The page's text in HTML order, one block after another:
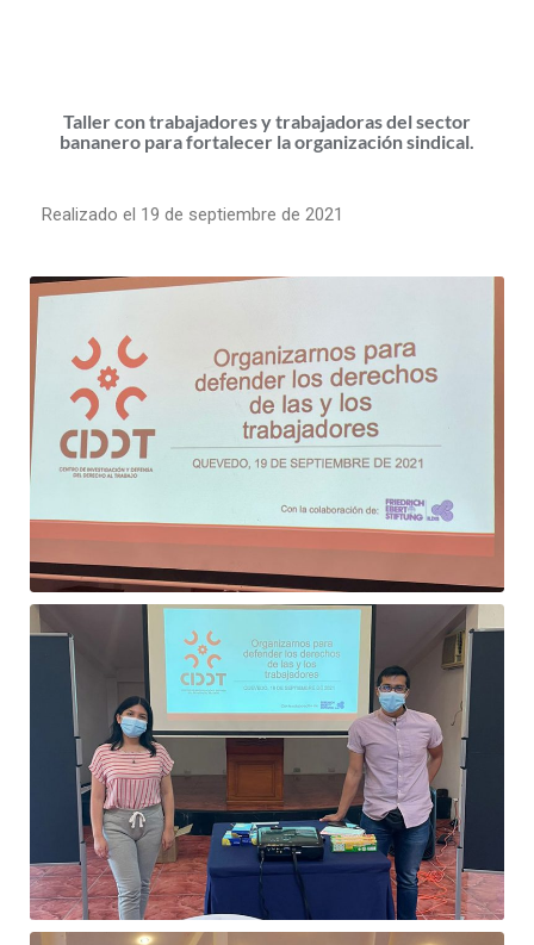
Taller con trabajadores y trabajadoras del sector
bananero para fortalecer la organización sindical.
Realizado el 19 de septiembre de 2021